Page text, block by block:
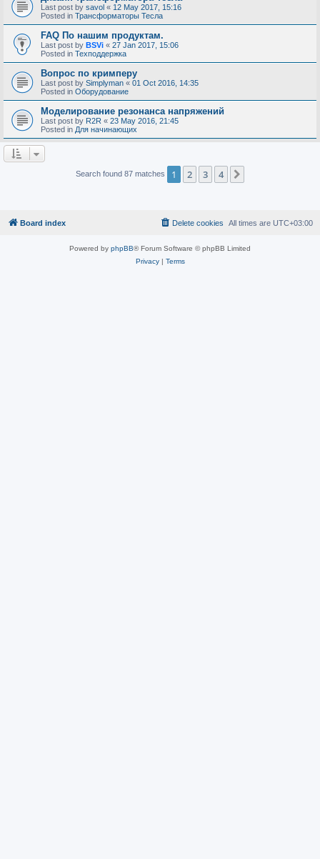
Last post by savol « 12 May 2017, 15:16
Posted in Трансформаторы Тесла
FAQ По нашим продуктам.
Last post by BSVi « 27 Jan 2017, 15:06
Posted in Техподдержка
Вопрос по кримперу
Last post by Simplyman « 01 Oct 2016, 14:35
Posted in Оборудование
Моделирование резонанса напряжений
Last post by R2R « 23 May 2016, 21:45
Posted in Для начинающих
Search found 87 matches 1 2 3 4
Board index All times are UTC+03:00
Delete cookies
Powered by phpBB® Forum Software © phpBB Limited
Privacy| Terms